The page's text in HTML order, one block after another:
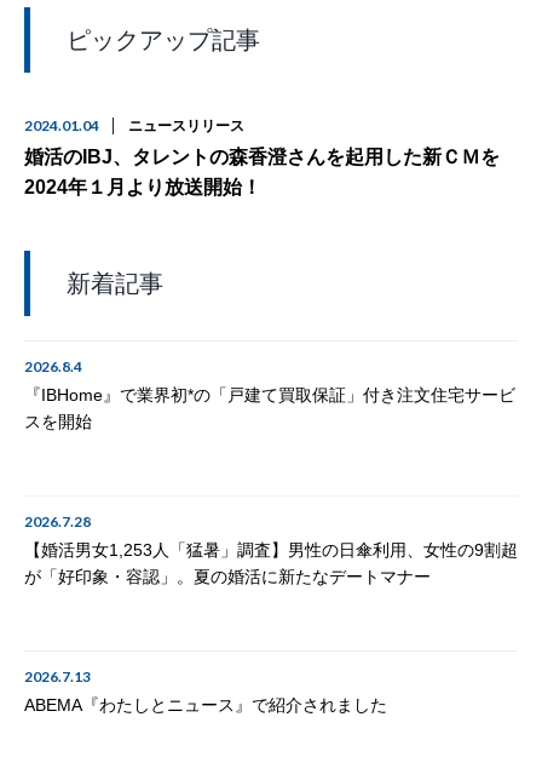
ピックアップ記事
2024.01.04 ニュースリリース
婚活のIBJ、タレントの森香澄さんを起用した新ＣＭを
2024年１月より放送開始！
新着記事
2026.8.4
『IBHome』で業界初*の「戸建て買取保証」付き注文住宅サービ
スを開始
2026.7.28
【婚活男女1,253人「猛暑」調査】男性の日傘利用、女性の9割超
が「好印象・容認」。夏の婚活に新たなデートマナー
2026.7.13
ABEMA『わたしとニュース』で紹介されました